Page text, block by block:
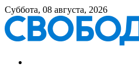
Суббота, 08 августа, 2026